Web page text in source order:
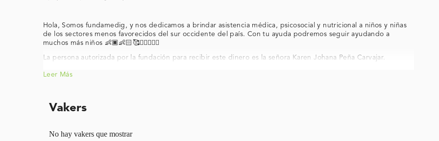
Hola, Somos fundamedig, y nos dedicamos a brindar asistencia médica, psicosocial y nutricional a niños y niñas
de los sectores menos favorecidos del sur occidente del país. Con tu ayuda podremos seguir ayudando a
muchos más niños 👶🏿👶🏻🥰👨‍⚕️👩🏾‍⚕️
La persona autorizada por la fundación para recibir este dinero es la señora Karen Johana Peña Carvajar.
Leer Más
Vakers
No hay vakers que mostrar